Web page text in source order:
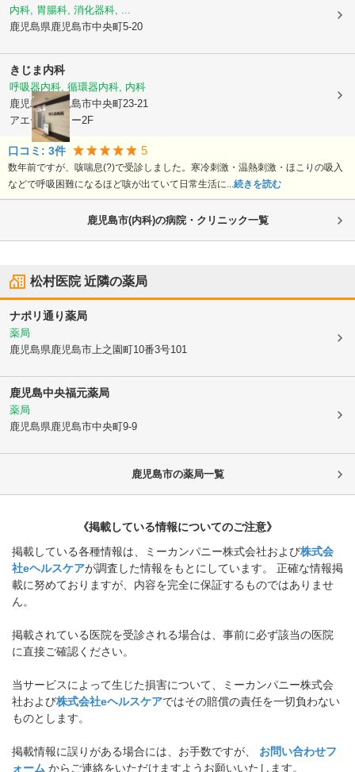
内科, 胃腸科, 消化器科, ...
鹿児島県鹿児島市中央町5-20
きじま内科
呼吸器内科, 循環器内科, 内科
鹿児島県鹿児島市中央町23-21
アエールタワー2F
口コミ: 3件 5
数年前ですが、咳喘息(?)で受診しました。寒冷刺激・温熱刺激・ほこりの吸入
などで呼吸困難になるほど咳が出ていて日常生活に... 続きを読む
鹿児島市(内科)の病院・クリニック一覧
松村医院近隣の薬局
ナポリ通り薬局
薬局
鹿児島県鹿児島市 上之園町10番3号101
鹿児島中央福元薬局
薬局
鹿児島県鹿児島市中央町9-9
鹿児島市の薬局一覧
《掲載している情報についてのご注意》
掲載している各種情報は、ミーカンパニー株式会社および株式会
社eヘルスケアが調査した情報をもとにしています。 正確な情報掲
載に努めておりますが、内容を完全に保証するものではありませ
ん。
掲載されている医院を受診される場合は、事前に必ず該当の医院
に直接ご確認ください。
当サービスによって生じた損害について、ミーカンパニー株式会
社および株式会社eヘルスケアではその賠償の責任を一切負わない
ものとします。
掲載情報に誤りがある場合には、お手数ですが、
お問い合わせフ
ォーム からご連絡をいただけますようお願いいたします。